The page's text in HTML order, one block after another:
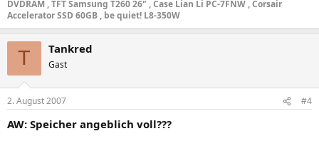
DVDRAM , TFT Samsung T260 26" , Case Lian Li PC-7FNW , Corsair
Accelerator SSD 60GB , be quiet! L8-350W
T Tankred
Gast
2. August 2007 #4
AW: Speicher angeblich voll???